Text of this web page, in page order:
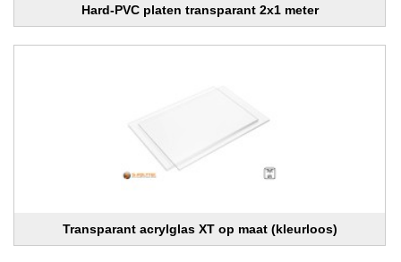
Hard-PVC platen transparant 2x1 meter
Transparant acrylglas XT op maat (kleurloos)